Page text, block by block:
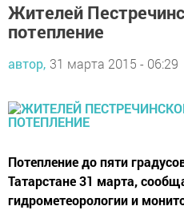
Жителей
потепление
автор, 31 марта 2015 - 06:29
Потепление до пяти
Татарстане 31 марта,
гидрометеорологии и